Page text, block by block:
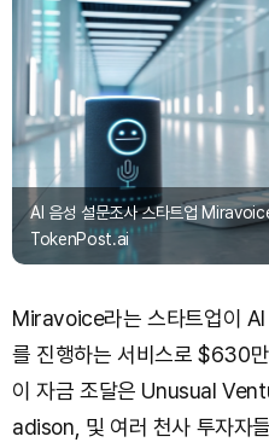
AI 음성 설문조사 스타트업
TokenPost.ai
Miravoice라는 스타트업이
를 진행하는 서비스로 $630
이 자금 조달은 Unusual
adison, 및 여러 천사 투자자